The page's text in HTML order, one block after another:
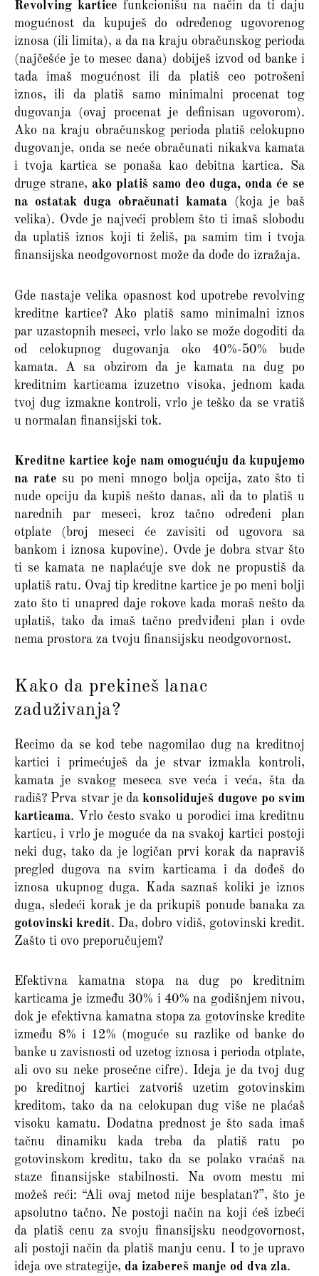
Revolving kartice funkcionišu na način da ti daju
mogućnost da kupuješ do određenog ugovorenog
iznosa (ili limita), a da na kraju obračunskog perioda
(najčešće je to mesec dana) dobiješ izvod od banke i
tada imaš mogućnost ili da platiš ceo potrošeni
iznos, ili da platiš samo minimalni procenat tog
dugovanja (ovaj procenat je definisan ugovorom).
Ako na kraju obračunskog perioda platiš celokupno
dugovanje, onda se neće obračunati nikakva kamata
i tvoja kartica se ponaša kao debitna kartica. Sa
druge strane, ako platiš samo deo duga, onda će se
na ostatak duga obračunati kamata(koja je baš
velika). Ovde je najveći problem što ti imaš slobodu
da uplatiš iznos koji ti želiš, pa samim tim i tvoja
finansijska neodgovornost može da dođe do izražaja.
Gde nastaje velika opasnost kod upotrebe revolving
kreditne kartice? Ako platiš samo minimalni iznos
par uzastopnih meseci, vrlo lako se može dogoditi da
od celokupnog dugovanja oko 40%-50% bude
kamata. A sa obzirom da je kamata na dug po
kreditnim karticama izuzetno visoka, jednom kada
tvoj dug izmakne kontroli, vrlo je teško da se vratiš
u normalan finansijski tok.
Kreditne kartice koje nam omogućuju da kupujemo
na rate su po meni mnogo bolja opcija, zato što ti
nude opciju da kupiš nešto danas, ali da to platiš u
narednih par meseci, kroz tačno određeni plan
otplate (broj meseci će zavisiti od ugovora sa
bankom i iznosa kupovine). Ovde je dobra stvar što
ti se kamata ne naplaćuje sve dok ne propustiš da
uplatiš ratu. Ovaj tip kreditne kartice je po meni bolji
zato što ti unapred daje rokove kada moraš nešto da
uplatiš, tako da imaš tačno predviđeni plan i ovde
nema prostora za tvoju finansijsku neodgovornost.
Kako da prekineš lanac
zaduživanja?
Recimo da se kod tebe nagomilao dug na kreditnoj
kartici i primećuješ da je stvar izmakla kontroli,
kamata je svakog meseca sve veća i veća, šta da
radiš? Prva stvar je da konsoliduješ dugove po svim
karticama. Vrlo često svako u porodici ima kreditnu
karticu, i vrlo je moguće da na svakoj kartici postoji
neki dug, tako da je logičan prvi korak da napraviš
pregled dugova na svim karticama i da dođeš do
iznosa ukupnog duga. Kada saznaš koliki je iznos
duga, sledeći korak je da prikupiš ponude banaka za
gotovinski kredit. Da, dobro vidiš, gotovinski kredit.
Zašto ti ovo preporučujem?
Efektivna kamatna stopa na dug po kreditnim
karticama je između 30% i 40% na godišnjem nivou,
dok je efektivna kamatna stopa za gotovinske kredite
između 8% i 12% (moguće su razlike od banke do
banke u zavisnosti od uzetog iznosa i perioda otplate,
ali ovo su neke prosečne cifre). Ideja je da tvoj dug
po kreditnoj kartici zatvoriš uzetim gotovinskim
kreditom, tako da na celokupan dug više ne plaćaš
visoku kamatu. Dodatna prednost je što sada imaš
tačnu dinamiku kada treba da platiš ratu po
gotovinskom kreditu, tako da se polako vraćaš na
staze finansijske stabilnosti. Na ovom mestu mi
možeš reći: “Ali ovaj metod nije besplatan?”, što je
apsolutno tačno. Ne postoji način na koji ćeš izbeći
da platiš cenu za svoju finansijsku neodgovornost,
ali postoji način da platiš manju cenu. I to je upravo
ideja ove strategije, da izabereš manje od dva zla.